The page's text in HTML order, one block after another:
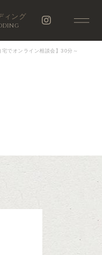
ィング
でオンライン相談会】30分～